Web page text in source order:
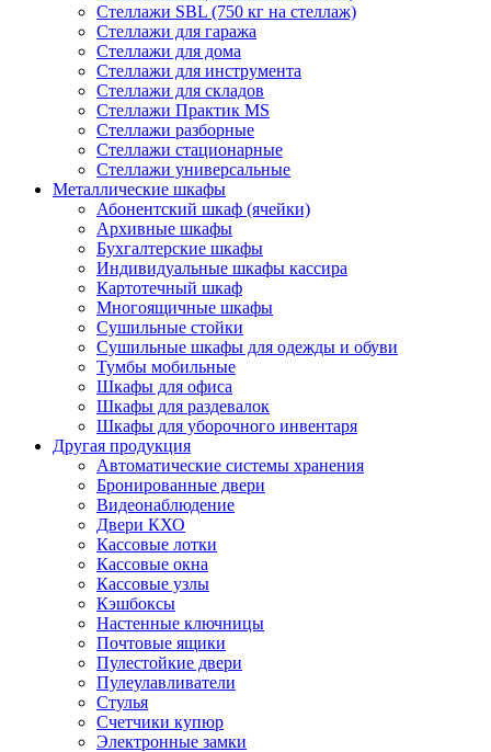
Стеллажи SBL (750 кг на стеллаж)
Стеллажи для гаража
Стеллажи для дома
Стеллажи для инструмента
Стеллажи для складов
Стеллажи Практик MS
Стеллажи разборные
Стеллажи стационарные
Стеллажи универсальные
Металлические шкафы
Абонентский шкаф (ячейки)
Архивные шкафы
Бухгалтерские шкафы
Индивидуальные шкафы кассира
Картотечный шкаф
Многоящичные шкафы
Сушильные стойки
Сушильные шкафы для одежды и обуви
Тумбы мобильные
Шкафы для офиса
Шкафы для раздевалок
Шкафы для уборочного инвентаря
Другая продукция
Автоматические системы хранения
Бронированные двери
Видеонаблюдение
Двери КХО
Кассовые лотки
Кассовые окна
Кассовые узлы
Кэшбоксы
Настенные ключницы
Почтовые ящики
Пулестойкие двери
Пулеулавливатели
Стулья
Счетчики купюр
Электронные замки